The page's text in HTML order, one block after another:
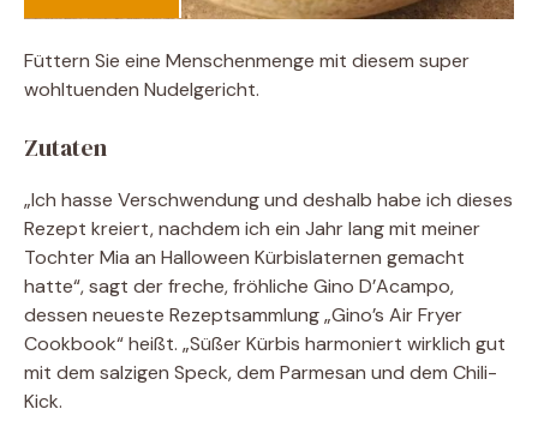
Füttern Sie eine Menschenmenge mit diesem super
wohltuenden Nudelgericht.
Zutaten
„Ich hasse Verschwendung und deshalb habe ich dieses
Rezept kreiert, nachdem ich ein Jahr lang mit meiner
Tochter Mia an Halloween Kürbislaternen gemacht
hatte“, sagt der freche, fröhliche Gino D’Acampo,
dessen neueste Rezeptsammlung „Gino’s Air Fryer
Cookbook“ heißt. „Süßer Kürbis harmoniert wirklich gut
mit dem salzigen Speck, dem Parmesan und dem Chili-
Kick.